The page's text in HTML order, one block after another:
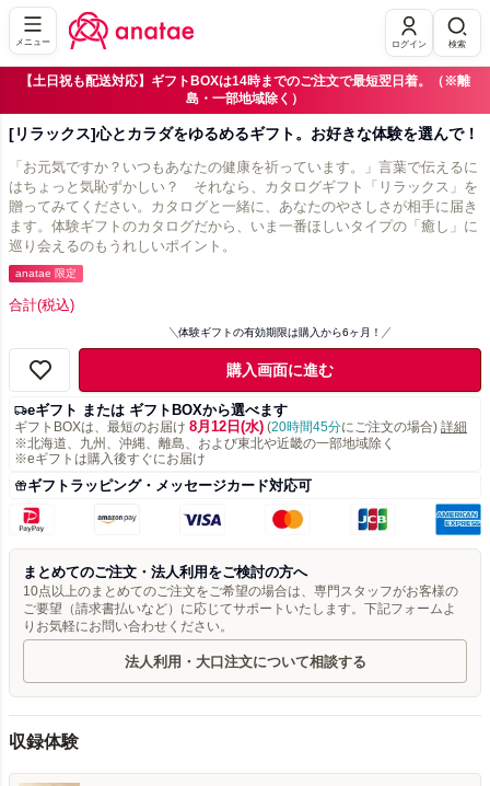
メニュー ログイン 検索
【土日祝も配送対応】ギフトBOXは14時までのご注文で最短翌日着。（※離
島・一部地域除く）
[リラックス]心とカラダをゆるめるギフト。お好きな体験を選んで！
「お元気ですか？いつもあなたの健康を祈っています。」言葉で伝えるに
はちょっと気恥ずかしい？ それなら、カタログギフト「リラックス」を
贈ってみてください。カタログと一緒に、あなたのやさしさが相手に届き
ます。体験ギフトのカタログだから、いま一番ほしいタイプの「癒し」に
巡り会えるのもうれしいポイント。
anatae 限定
合計(税込)
体験ギフトの有効期限は購入から6ヶ月！
購入画面に進む
eギフト または ギフトBOXから選べます
ギフトBOXは、最短のお届け 8月12日(水) (20時間45分にご注文の場合) 詳細
※北海道、九州、沖縄、離島、および東北や近畿の一部地域除く
※eギフトは購入後すぐにお届け
ギフトラッピング・メッセージカード対応可
まとめてのご注文・法人利用をご検討の方へ
10点以上のまとめてのご注文をご希望の場合は、専門スタッフがお客様の
ご要望（請求書払いなど）に応じてサポートいたします。下記フォームよ
りお気軽にお問い合わせください。
法人利用・大口注文について相談する
収録体験